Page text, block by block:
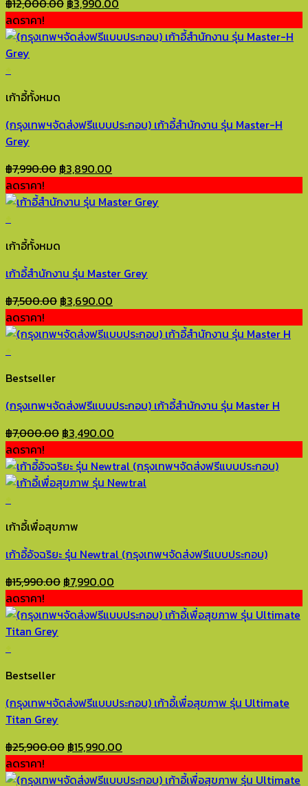
฿12,000.00
was:
฿3,990.00
is:
ลดราคา!
เก้าอี้ทั้งหมด
(กรุงเทพฯจัดส่งฟรีแบบประกอบ) เก้าอี้สำนักงาน รุ่น Master-H
Grey
฿7,990.00 Original
was:
฿3,890.00
is:
ลดราคา!
เก้าอี้ทั้งหมด
เก้าอี้สำนักงาน รุ่น Master Grey
฿7,500.00 Original
was:
฿3,690.00
is:
ลดราคา!
Bestseller
(กรุงเทพฯจัดส่งฟรีแบบประกอบ) เก้าอี้สำนักงาน รุ่น Master H
฿7,000.00 Original
was:
฿7,000.00.
฿3,490.00
is:
฿3,490.00.
ลดราคา!
This
product
has
multiple
variants.
The
options
may
on
the
product
page
เก้าอี้เพื่อสุขภาพ
เก้าอี้อัจฉริยะ รุ่น Newtral (กรุงเทพฯจัดส่งฟรีแบบประกอบ)
฿15,990.00 Original
was:
฿7,990.00
is:
ลดราคา!
Bestseller
(กรุงเทพฯจัดส่งฟรีแบบประกอบ) เก้าอี้เพื่อสุขภาพ รุ่น Ultimate
Titan Grey
฿25,900.00 Original
was:
฿15,990.00
is:
ลดราคา!